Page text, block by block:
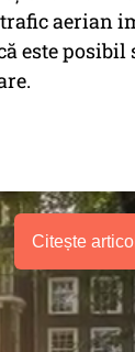
aerian
este posibil
Citește